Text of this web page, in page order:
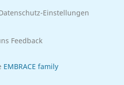
Einstellungen
Feedback
EMBRACE family